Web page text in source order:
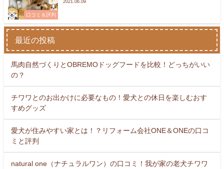
口コミ＆評判
2021.06.09
最近の投稿
馬肉自然づくりとOBREMOドッグフードを比較！どっちがいい
の？
チワワとのお出かけに必要なもの！愛犬との休日を楽しむおす
すめグッズ
愛犬が住みやすい家とは！？リフォーム会社ONE＆ONEの口コ
ミと評判
natural one（ナチュラルワン）の口コミ！我が家の老犬チワワ